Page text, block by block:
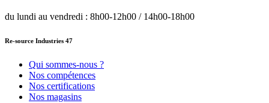
du lundi au vendredi : 8h00-12h00 / 14h00-18h00
Re-source Industries 47
Qui sommes-nous ?
Nos compétences
Nos certifications
Nos magasins